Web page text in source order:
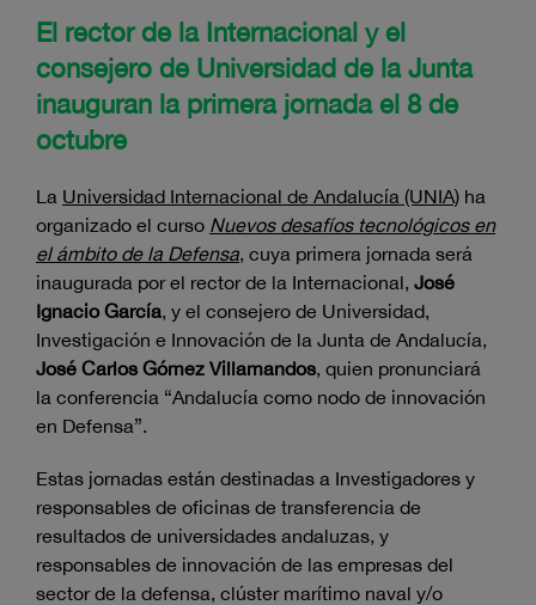
El rector de la Internacional y el
consejero de Universidad de la Junta
inauguran la primera jornada el 8 de
octubre
La Universidad Internacional de Andalucía (UNIA) ha
organizado el curso Nuevos desafíos tecnológicos en
el ámbito de la Defensa, cuya primera jornada será
inaugurada por el rector de la Internacional, José
Ignacio García, y el consejero de Universidad,
Investigación e Innovación de la Junta de Andalucía,
José Carlos Gómez Villamandos, quien pronunciará
la conferencia “Andalucía como nodo de innovación
en Defensa”.
Estas jornadas están destinadas a Investigadores y
responsables de oficinas de transferencia de
resultados de universidades andaluzas, y
responsables de innovación de las empresas del
sector de la defensa, clúster marítimo naval y/o